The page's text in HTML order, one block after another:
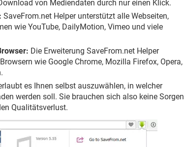
von Mediendaten durch nur einen Klick.
SaveFrom.net Helper unterstützt alle Webseiten,
wie YouTube, DailyMotion, Vimeo und viele
Die Erweiterung SaveFrom.net Helper
wie Google Chrome, Mozilla Firefox, Opera,
es Ihnen selbst auszuwählen, in welcher
werden soll. Sie brauchen sich also keine Sorgen
Qualitätsverlust.